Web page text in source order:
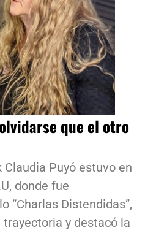
que el otro
Puyó estuvo en
donde fue
“Charlas Distendidas”,
y destacó la